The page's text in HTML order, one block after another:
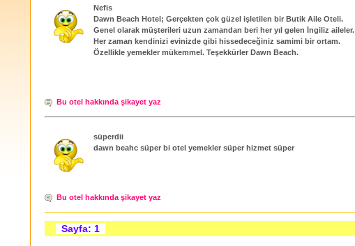
Nefis
Dawn Beach Hotel; Gerçekten çok güzel işletilen bir Butik Aile Oteli.
Genel olarak müşterileri uzun zamandan beri her yıl gelen İngiliz aileler.
Her zaman kendinizi evinizde gibi hissedeceğiniz samimi bir ortam.
Özellikle yemekler mükemmel. Teşekkürler Dawn Beach.
Bu otel hakkında şikayet yaz
süperdii
dawn beahc süper bi otel yemekler süper hizmet süper
Bu otel hakkında şikayet yaz
Sayfa: 1